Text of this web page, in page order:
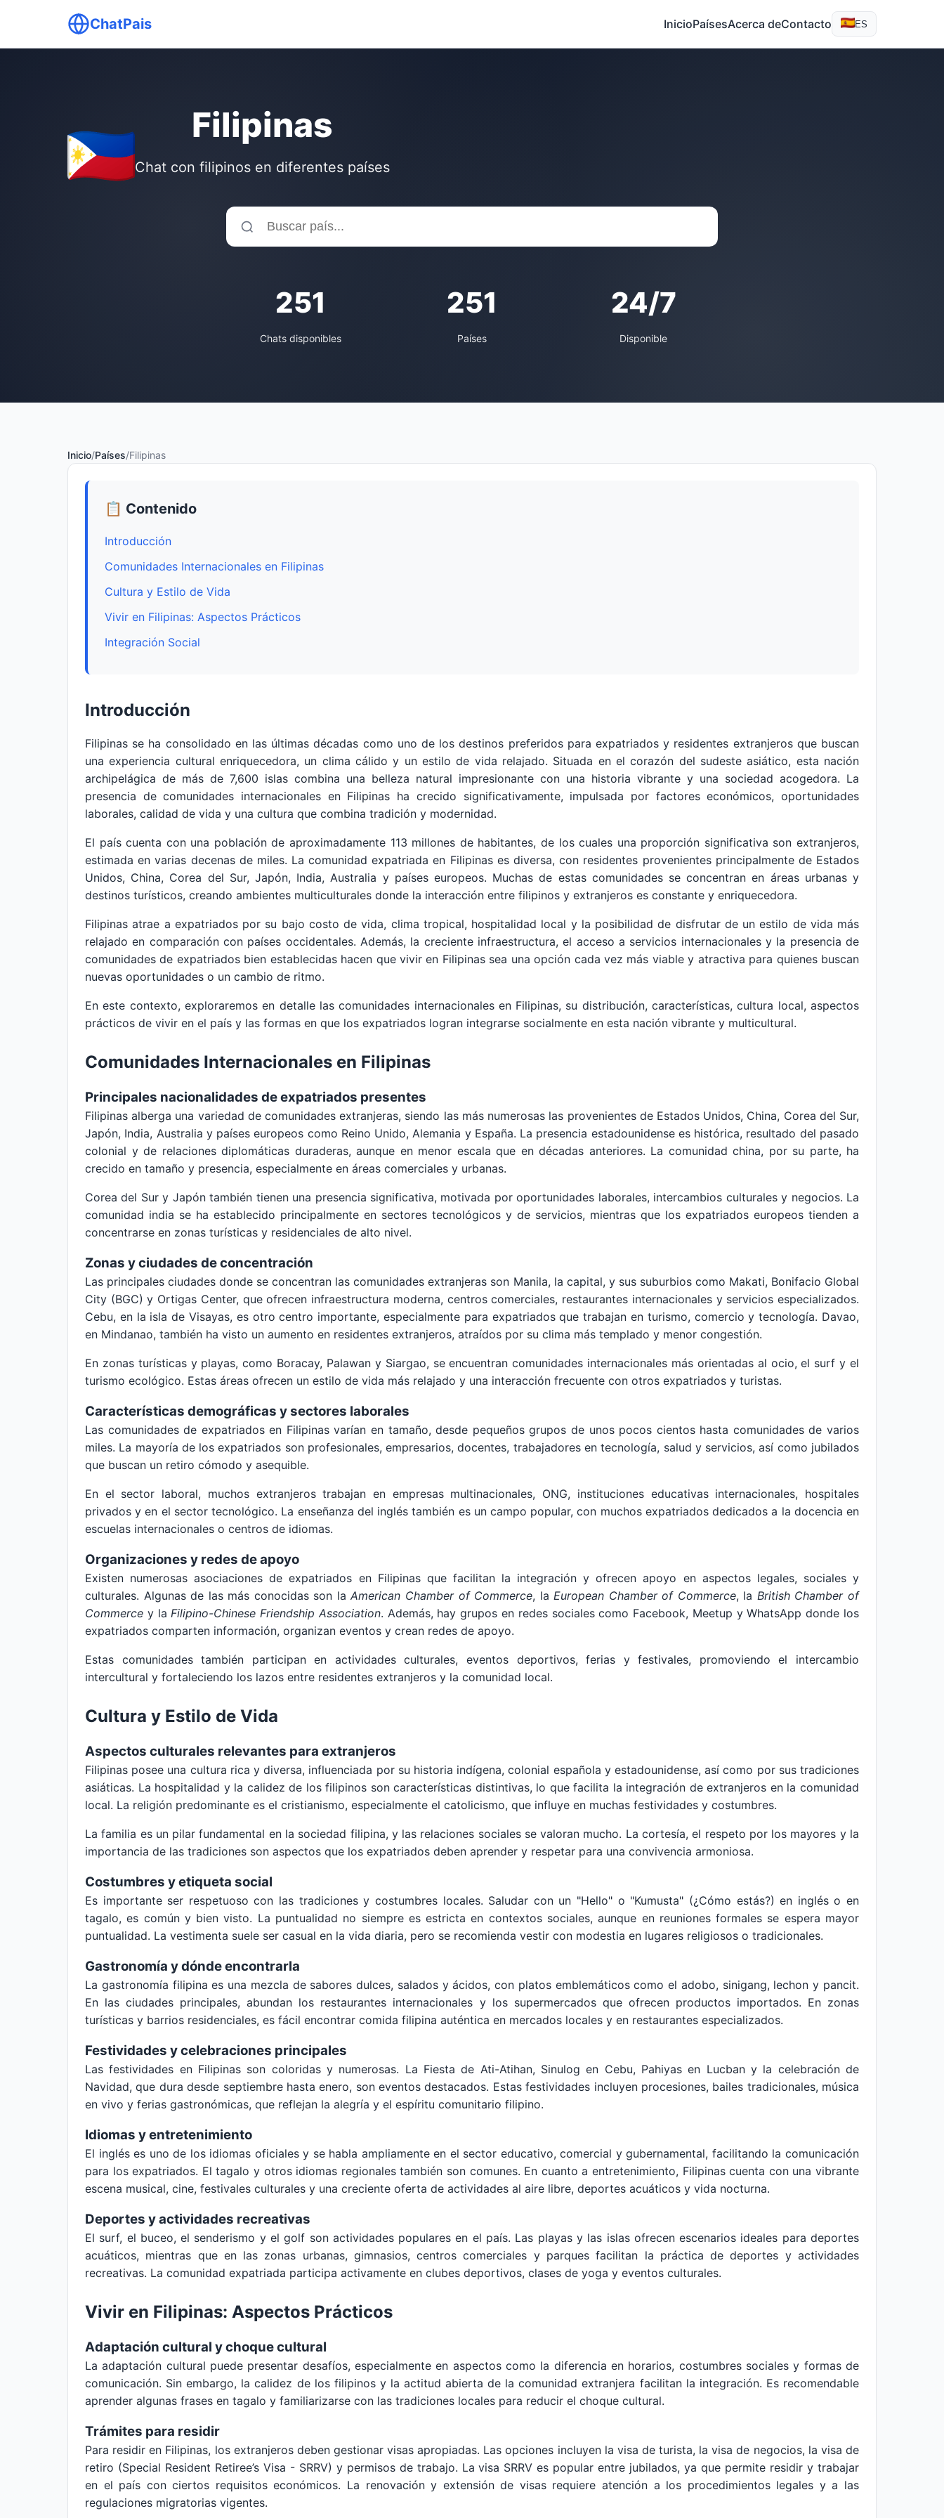
ChatPais InicioPaísesAcerca deContacto ES
Filipinas
Chat con filipinos en diferentes países
251
Chats disponibles
251
Países
24/7
Disponible
Inicio/Países/Filipinas
📋 Contenido
Introducción
Comunidades Internacionales en Filipinas
Cultura y Estilo de Vida
Vivir en Filipinas: Aspectos Prácticos
Integración Social
Introducción
Filipinas se ha consolidado en las últimas décadas como uno de los destinos preferidos para expatriados y residentes extranjeros que buscan
una experiencia cultural enriquecedora, un clima cálido y un estilo de vida relajado. Situada en el corazón del sudeste asiático, esta nación
archipelágica de más de 7,600 islas combina una belleza natural impresionante con una historia vibrante y una sociedad acogedora. La
presencia de comunidades internacionales en Filipinas ha crecido significativamente, impulsada por factores económicos, oportunidades
laborales, calidad de vida y una cultura que combina tradición y modernidad.
El país cuenta con una población de aproximadamente 113 millones de habitantes, de los cuales una proporción significativa son extranjeros,
estimada en varias decenas de miles. La comunidad expatriada en Filipinas es diversa, con residentes provenientes principalmente de Estados
Unidos, China, Corea del Sur, Japón, India, Australia y países europeos. Muchas de estas comunidades se concentran en áreas urbanas y
destinos turísticos, creando ambientes multiculturales donde la interacción entre filipinos y extranjeros es constante y enriquecedora.
Filipinas atrae a expatriados por su bajo costo de vida, clima tropical, hospitalidad local y la posibilidad de disfrutar de un estilo de vida más
relajado en comparación con países occidentales. Además, la creciente infraestructura, el acceso a servicios internacionales y la presencia de
comunidades de expatriados bien establecidas hacen que vivir en Filipinas sea una opción cada vez más viable y atractiva para quienes buscan
nuevas oportunidades o un cambio de ritmo.
En este contexto, exploraremos en detalle las comunidades internacionales en Filipinas, su distribución, características, cultura local, aspectos
prácticos de vivir en el país y las formas en que los expatriados logran integrarse socialmente en esta nación vibrante y multicultural.
Comunidades Internacionales en Filipinas
Principales nacionalidades de expatriados presentes
Filipinas alberga una variedad de comunidades extranjeras, siendo las más numerosas las provenientes de Estados Unidos, China, Corea del Sur,
Japón, India, Australia y países europeos como Reino Unido, Alemania y España. La presencia estadounidense es histórica, resultado del pasado
colonial y de relaciones diplomáticas duraderas, aunque en menor escala que en décadas anteriores. La comunidad china, por su parte, ha
crecido en tamaño y presencia, especialmente en áreas comerciales y urbanas.
Corea del Sur y Japón también tienen una presencia significativa, motivada por oportunidades laborales, intercambios culturales y negocios. La
comunidad india se ha establecido principalmente en sectores tecnológicos y de servicios, mientras que los expatriados europeos tienden a
concentrarse en zonas turísticas y residenciales de alto nivel.
Zonas y ciudades de concentración
Las principales ciudades donde se concentran las comunidades extranjeras son Manila, la capital, y sus suburbios como Makati, Bonifacio Global
City (BGC) y Ortigas Center, que ofrecen infraestructura moderna, centros comerciales, restaurantes internacionales y servicios especializados.
Cebu, en la isla de Visayas, es otro centro importante, especialmente para expatriados que trabajan en turismo, comercio y tecnología. Davao,
en Mindanao, también ha visto un aumento en residentes extranjeros, atraídos por su clima más templado y menor congestión.
En zonas turísticas y playas, como Boracay, Palawan y Siargao, se encuentran comunidades internacionales más orientadas al ocio, el surf y el
turismo ecológico. Estas áreas ofrecen un estilo de vida más relajado y una interacción frecuente con otros expatriados y turistas.
Características demográficas y sectores laborales
Las comunidades de expatriados en Filipinas varían en tamaño, desde pequeños grupos de unos pocos cientos hasta comunidades de varios
miles. La mayoría de los expatriados son profesionales, empresarios, docentes, trabajadores en tecnología, salud y servicios, así como jubilados
que buscan un retiro cómodo y asequible.
En el sector laboral, muchos extranjeros trabajan en empresas multinacionales, ONG, instituciones educativas internacionales, hospitales
privados y en el sector tecnológico. La enseñanza del inglés también es un campo popular, con muchos expatriados dedicados a la docencia en
escuelas internacionales o centros de idiomas.
Organizaciones y redes de apoyo
Existen numerosas asociaciones de expatriados en Filipinas que facilitan la integración y ofrecen apoyo en aspectos legales, sociales y
culturales. Algunas de las más conocidas son laAmerican Chamber of Commerce, laEuropean Chamber of Commerce, la British Chamber of
Commerce y laFilipino-Chinese Friendship Association. Además, hay grupos en redes sociales como Facebook, Meetup y WhatsApp donde los
expatriados comparten información, organizan eventos y crean redes de apoyo.
Estas comunidades también participan en actividades culturales, eventos deportivos, ferias y festivales, promoviendo el intercambio
intercultural y fortaleciendo los lazos entre residentes extranjeros y la comunidad local.
Cultura y Estilo de Vida
Aspectos culturales relevantes para extranjeros
Filipinas posee una cultura rica y diversa, influenciada por su historia indígena, colonial española y estadounidense, así como por sus tradiciones
asiáticas. La hospitalidad y la calidez de los filipinos son características distintivas, lo que facilita la integración de extranjeros en la comunidad
local. La religión predominante es el cristianismo, especialmente el catolicismo, que influye en muchas festividades y costumbres.
La familia es un pilar fundamental en la sociedad filipina, y las relaciones sociales se valoran mucho. La cortesía, el respeto por los mayores y la
importancia de las tradiciones son aspectos que los expatriados deben aprender y respetar para una convivencia armoniosa.
Costumbres y etiqueta social
Es importante ser respetuoso con las tradiciones y costumbres locales. Saludar con un "Hello" o "Kumusta" (¿Cómo estás?) en inglés o en
tagalo, es común y bien visto. La puntualidad no siempre es estricta en contextos sociales, aunque en reuniones formales se espera mayor
puntualidad. La vestimenta suele ser casual en la vida diaria, pero se recomienda vestir con modestia en lugares religiosos o tradicionales.
Gastronomía y dónde encontrarla
La gastronomía filipina es una mezcla de sabores dulces, salados y ácidos, con platos emblemáticos como el adobo, sinigang, lechon y pancit.
En las ciudades principales, abundan los restaurantes internacionales y los supermercados que ofrecen productos importados. En zonas
turísticas y barrios residenciales, es fácil encontrar comida filipina auténtica en mercados locales y en restaurantes especializados.
Festividades y celebraciones principales
Las festividades en Filipinas son coloridas y numerosas. La Fiesta de Ati-Atihan, Sinulog en Cebu, Pahiyas en Lucban y la celebración de
Navidad, que dura desde septiembre hasta enero, son eventos destacados. Estas festividades incluyen procesiones, bailes tradicionales, música
en vivo y ferias gastronómicas, que reflejan la alegría y el espíritu comunitario filipino.
Idiomas y entretenimiento
El inglés es uno de los idiomas oficiales y se habla ampliamente en el sector educativo, comercial y gubernamental, facilitando la comunicación
para los expatriados. El tagalo y otros idiomas regionales también son comunes. En cuanto a entretenimiento, Filipinas cuenta con una vibrante
escena musical, cine, festivales culturales y una creciente oferta de actividades al aire libre, deportes acuáticos y vida nocturna.
Deportes y actividades recreativas
El surf, el buceo, el senderismo y el golf son actividades populares en el país. Las playas y las islas ofrecen escenarios ideales para deportes
acuáticos, mientras que en las zonas urbanas, gimnasios, centros comerciales y parques facilitan la práctica de deportes y actividades
recreativas. La comunidad expatriada participa activamente en clubes deportivos, clases de yoga y eventos culturales.
Vivir en Filipinas: Aspectos Prácticos
Adaptación cultural y choque cultural
La adaptación cultural puede presentar desafíos, especialmente en aspectos como la diferencia en horarios, costumbres sociales y formas de
comunicación. Sin embargo, la calidez de los filipinos y la actitud abierta de la comunidad extranjera facilitan la integración. Es recomendable
aprender algunas frases en tagalo y familiarizarse con las tradiciones locales para reducir el choque cultural.
Trámites para residir
Para residir en Filipinas, los extranjeros deben gestionar visas apropiadas. Las opciones incluyen la visa de turista, la visa de negocios, la visa de
retiro (Special Resident Retiree’s Visa - SRRV) y permisos de trabajo. La visa SRRV es popular entre jubilados, ya que permite residir y trabajar
en el país con ciertos requisitos económicos. La renovación y extensión de visas requiere atención a los procedimientos legales y a las
regulaciones migratorias vigentes.